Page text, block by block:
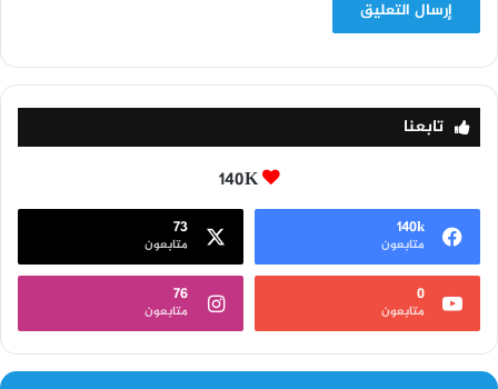
تابعنا
140K
140k
متابعون
73
متابعون
0
متابعون
76
متابعون